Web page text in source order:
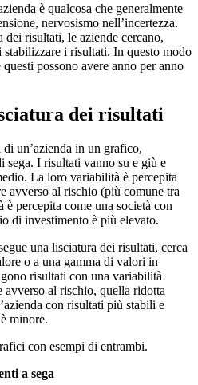
è qualcosa che generalmente
nervosismo nell’incertezza.
dei risultati, le aziende cercano,
i risultati. In questo modo
possono avere anno per anno
dei risultati
un’azienda in un grafico,
sega. I risultati vanno su e giù e
La loro variabilità è percepita
avverso al rischio (più comune tra
percepita come una società con
di investimento è più elevato.
una lisciatura dei risultati, cerca
o a una gamma di valori in
risultati con una variabilità
avverso al rischio, quella ridotta
con risultati più stabili e
minore.
con esempi di entrambi.
a sega